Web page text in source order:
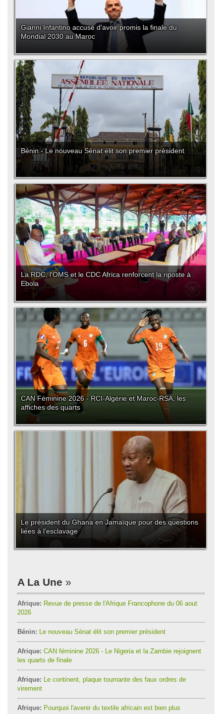
Gianni Infantino accusé d'avoir promis la finale du
Mondial 2030 au Maroc
Bénin - Le nouveau Sénat élit son premier président
La RDC, l'OMS et le CDC Africa renforcent la riposte à
Ebola
CAN Féminine 2026 - RCI-Algérie et Maroc-RSA, les
affiches des quarts
Le président du Ghana en Jamaïque pour des questions
liées à l'esclavage
A La Une
Afrique: Revue de presse de l'Afrique Francophone du 06 aout
2026
Bénin: Le nouveau Sénat élit son premier président
Afrique: CAN féminine 2026 - Le Nigeria et la Zambie rejoignent
les quarts de finale
Afrique: Le continent, plaque tournante des faux ordres de
virement
Afrique: Pourquoi l'avenir du textile africain est bien plus